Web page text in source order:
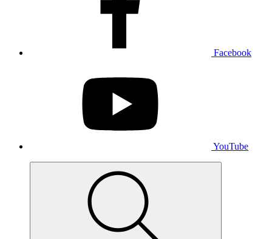
Facebook
YouTube